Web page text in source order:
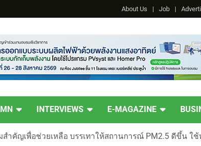
About Us Job
INTERVIEWS E-MAGAZINE
ำคัญเพื่อช่วยเหลือ บรรเทาให้สถานการณ์ PM2.5 ดีขึ้น ใ